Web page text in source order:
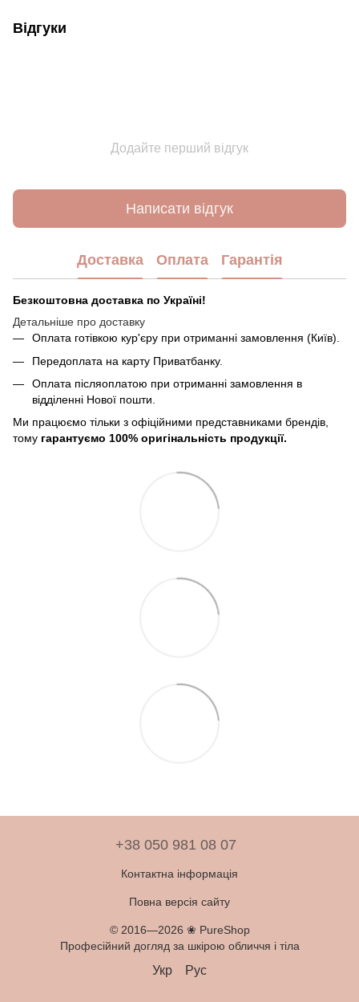
Відгуки
Додайте перший відгук
Написати відгук
Доставка Оплата Гарантія
Безкоштовна доставка по Україні!
Детальніше про доставку
Оплата готівкою кур'єру при отриманні замовлення (Київ).
Передоплата на карту Приватбанку.
Оплата післяоплатою при отриманні замовлення в
відділенні Нової пошти.
Ми працюємо тільки з офіційними представниками брендів,
тому гарантуємо 100% оригінальність продукції.
+38 050 981 08 07
Контактна інформація
Повна версія сайту
© 2016—2026 ❀ PureShop
Професійний догляд за шкірою обличчя і тіла
Укр Рус